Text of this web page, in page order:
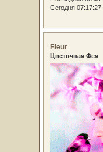
Сегодня 07:17:27
Fleur
Цветочная Фея